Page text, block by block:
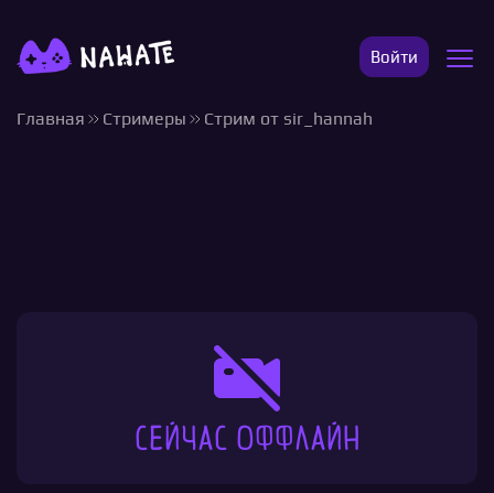
Войти
Главная Стримеры Стрим от sir_hannah
Сейчас оффлайн